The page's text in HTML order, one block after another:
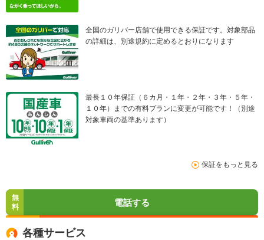
全国のガリバー店舗で使用できる保証です。対象部品
の詳細は、別途規約に定めるとおりになります
最長１０年保証（６カ月・１年・２年・３年・５年・
１０年）までの有料プランに変更が可能です！（別途
対象車両の基準あります）
保証をもっと見る
無
料
電話する
各種サービス